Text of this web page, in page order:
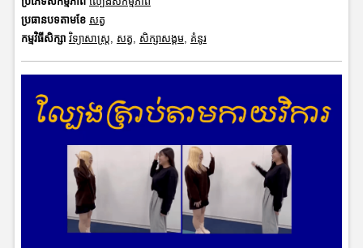
ប្រធានបទតាមខែ សត្វ
កម្មវិធីសិក្សា វិទ្យាសាស្រ្ត, សត្វ, សិក្សាសង្គម, គំនូរ